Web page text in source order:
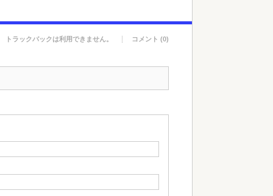
トラックバックは利用できません。 コメント (0)